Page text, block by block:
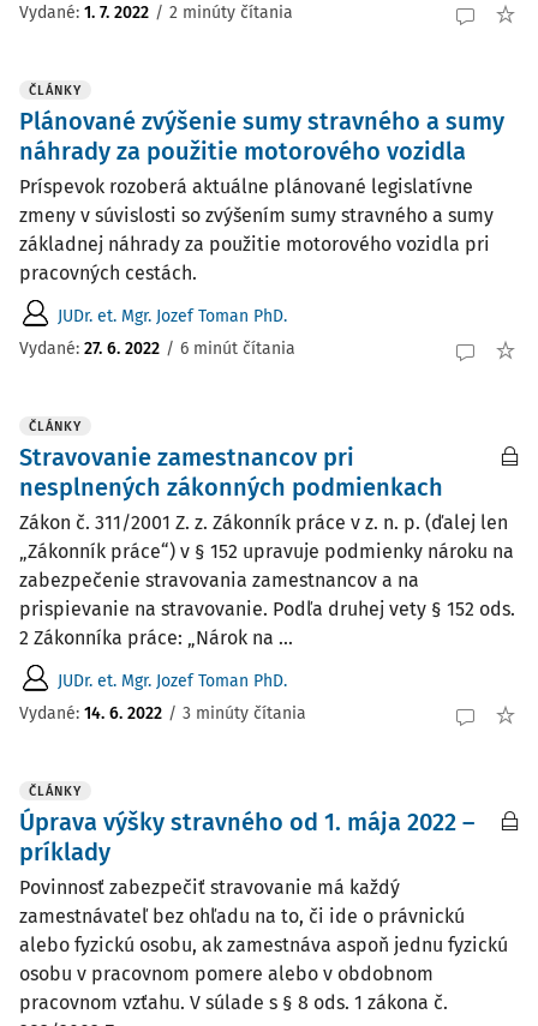
Vydané: 1. 7. 2022 / 2 minúty čítania
ČLÁNKY
Plánované zvýšenie sumy stravného a sumy
náhrady za použitie motorového vozidla
Príspevok rozoberá aktuálne plánované legislatívne
zmeny v súvislosti so zvýšením sumy stravného a sumy
základnej náhrady za použitie motorového vozidla pri
pracovných cestách.
JUDr. et. Mgr. Jozef Toman PhD.
Vydané: 27. 6. 2022 / 6 minút čítania
ČLÁNKY
Stravovanie zamestnancov pri
nesplnených zákonných podmienkach
Zákon č. 311/2001 Z. z. Zákonník práce v z. n. p. (ďalej len
„Zákonník práce“) v § 152 upravuje podmienky nároku na
zabezpečenie stravovania zamestnancov a na
prispievanie na stravovanie. Podľa druhej vety § 152 ods.
2 Zákonníka práce: „Nárok na ...
JUDr. et. Mgr. Jozef Toman PhD.
Vydané: 14. 6. 2022 / 3 minúty čítania
ČLÁNKY
Úprava výšky stravného od 1. mája 2022 –
príklady
Povinnosť zabezpečiť stravovanie má každý
zamestnávateľ bez ohľadu na to, či ide o právnickú
alebo fyzickú osobu, ak zamestnáva aspoň jednu fyzickú
osobu v pracovnom pomere alebo v obdobnom
pracovnom vzťahu. V súlade s § 8 ods. 1 zákona č.